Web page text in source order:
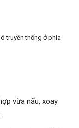
truyền thống ở phía
vừa nấu, xoay